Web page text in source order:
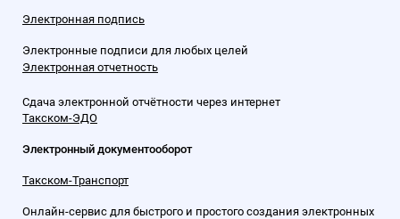
Электронная подпись
Электронные подписи для любых целей
Электронная отчетность
Сдача электронной отчётности через интернет
Такском-ЭДО
Электронный документооборот
Такском-Транспорт
Онлайн-сервис для быстрого и простого создания электронных